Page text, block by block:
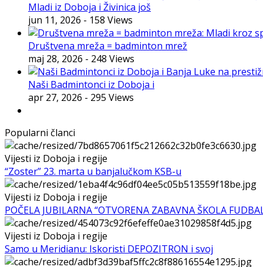
Mladi iz Doboja i Živinica još
jun 11, 2026 - 158 Views
Društvena mreža = badminton mrež
maj 28, 2026 - 248 Views
Naši Badmintonci iz Doboja i
apr 27, 2026 - 295 Views
Popularni članci
Vijesti iz Doboja i regije
“Zoster” 23. marta u banjalučkom KSB-u
Vijesti iz Doboja i regije
POČELA JUBILARNA “OTVORENA ZABAVNA ŠKOLA
Vijesti iz Doboja i regije
Samo u Meridianu: Iskoristi DEPOZITRON i svoj